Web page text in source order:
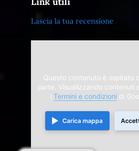
Lascia la tua recensione
Questo contenuto è ospitato
parte. Visualizzando contenuti
i Termini e condizioni di
Carica mappa